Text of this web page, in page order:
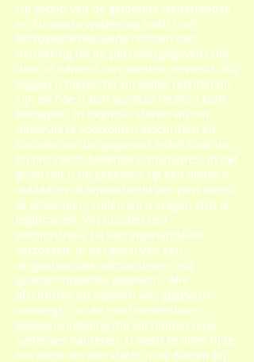
Op grond van de geldende Nederlandse
en Europese wetgeving heeft u als
betrokkene bepaalde rechten met
betrekking tot de persoonsgegevens die
door of namens ons worden verwerkt. Wij
leggen u hieronder uit welke rechten dit
zijn en hoe u zich op deze rechten kunt
beroepen. In beginsel sturen wij om
misbruik te voorkomen afschriften en
kopieën van uw gegevens enkel naar uw
bij ons reeds bekende e-mailadres. In het
geval dat u de gegevens op een ander e-
mailadres of bijvoorbeeld per post wenst
te ontvangen, zullen wij u vragen zich te
legitimeren. Wij houden een
administratie bij van afgehandelde
verzoeken, in het geval van een
vergeetverzoek administreren wij
geanonimiseerde gegevens. Alle
afschriften en kopieën van gegevens
ontvangt u in de machineleesbare
gegevensindeling die wij binnen onze
systemen hanteren. U heeft te allen tijde
het recht om een klacht in te dienen bij